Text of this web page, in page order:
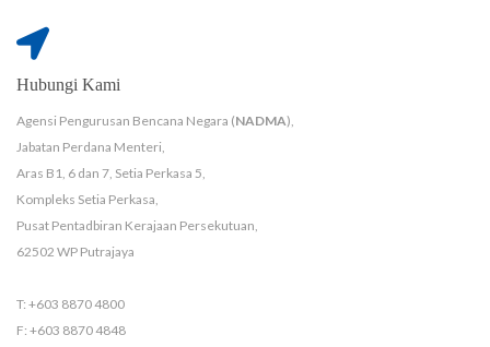
Hubungi Kami
Agensi Pengurusan Bencana Negara (NADMA),
Jabatan Perdana Menteri,
Aras B1, 6 dan 7, Setia Perkasa 5,
Kompleks Setia Perkasa,
Pusat Pentadbiran Kerajaan Persekutuan,
62502 WP Putrajaya
T: +603 8870 4800
F: +603 8870 4848